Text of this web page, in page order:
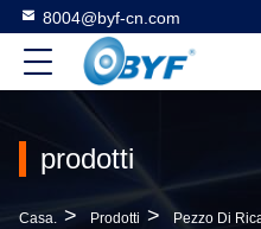
8004@byf-cn.com
prodotti
Casa. > Prodotti > Pezzo Di